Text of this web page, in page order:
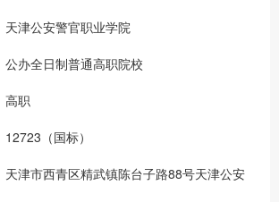
天津公安警官职业学院
公办全日制普通高职院校
高职
12723（国标）
天津市西青区精武镇陈台子路88号天津公安